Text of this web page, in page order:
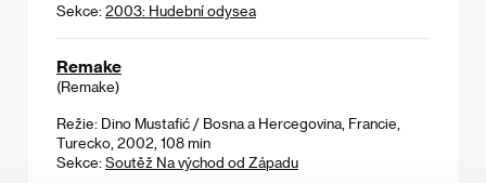
Sekce: 2003: Hudební odysea
Remake
(Remake)
Režie: Dino Mustafić / Bosna a Hercegovina, Francie,
Turecko, 2002, 108 min
Sekce: Soutěž Na východ od Západu